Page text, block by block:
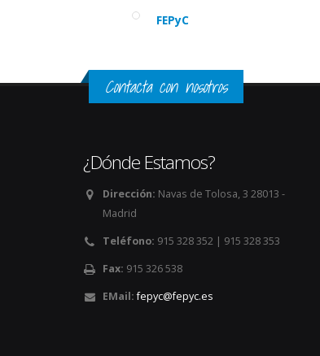
FEPyC
Contacta con nosotros
¿Dónde Estamos?
Dirección: Navas de Tolosa, 3 28013 -
Madrid
Teléfono: 915 328 352 | 915 328 353
Fax: 915 326 538
EMail: fepyc@fepyc.es